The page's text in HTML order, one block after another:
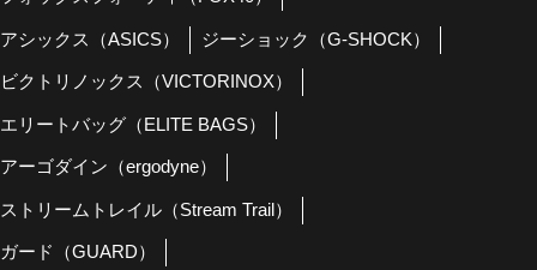
アシックス（ASICS） ジーショック（G-SHOCK）
ビクトリノックス（VICTORINOX）
エリートバッグ（ELITE BAGS）
アーゴダイン（ergodyne）
ストリームトレイル（Stream Trail）
ガード（GUARD）